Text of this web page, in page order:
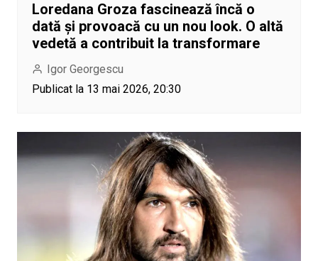
Loredana Groza fascinează încă o
dată și provoacă cu un nou look. O altă
vedetă a contribuit la transformare
Igor Georgescu
Publicat la 13 mai 2026, 20:30